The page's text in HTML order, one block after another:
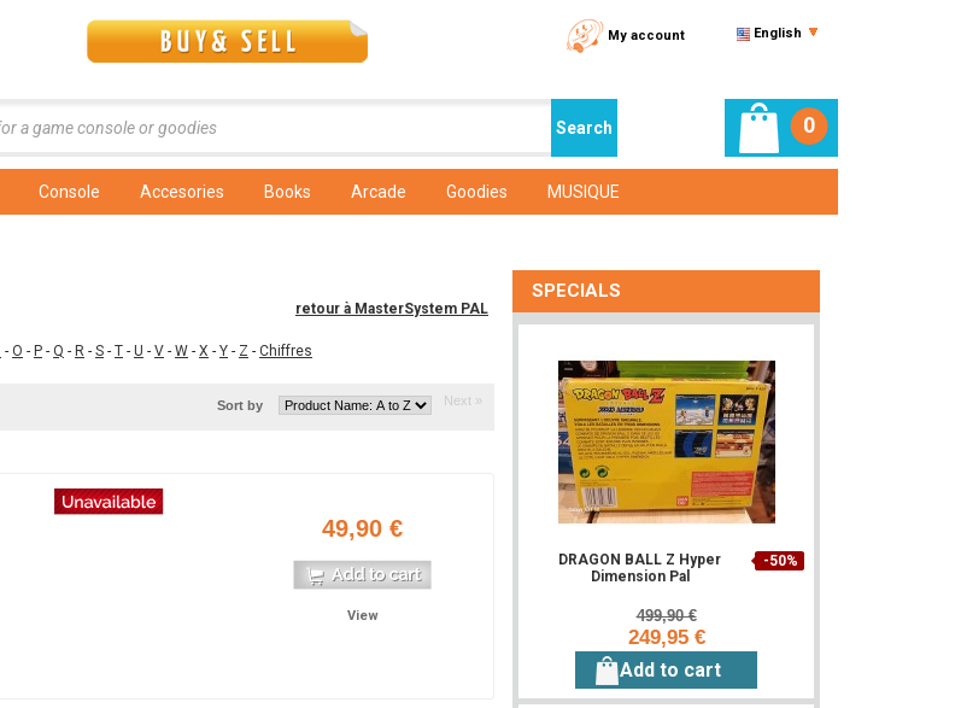
My account English
0
Console Accesories Books Arcade Goodies MUSIQUE
retour à MasterSystem PAL
- O - P - Q - R - S - T - U - V - W - X - Y - Z - Chiffres
Next »
Sort by
49,90 €
View
SPECIALS
-50%
DRAGON BALL Z Hyper
Dimension Pal
499,90 €
249,95 €
Add to cart